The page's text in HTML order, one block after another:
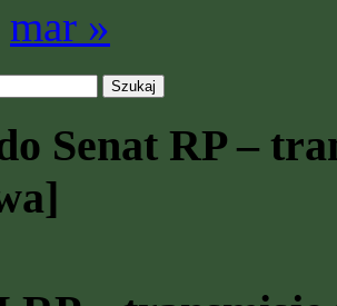
mar »
Senat RP –